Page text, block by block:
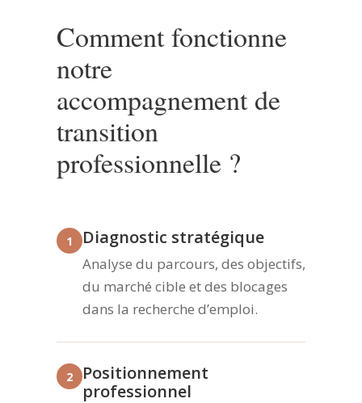
Comment fonctionne
notre
accompagnement de
transition
professionnelle ?
1 Diagnostic stratégique
Analyse du parcours, des objectifs,
du marché cible et des blocages
dans la recherche d’emploi.
2
Positionnement
professionnel